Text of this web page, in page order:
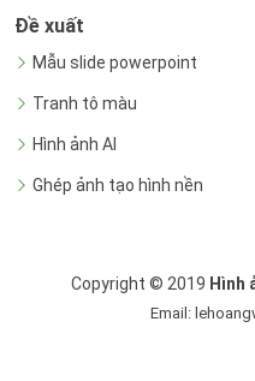
Đề xuất
Mẫu slide powerpoint
Tranh tô màu
Hình ảnh AI
Ghép ảnh tạo hình nền
Copyright © 2019 Hình
Email: